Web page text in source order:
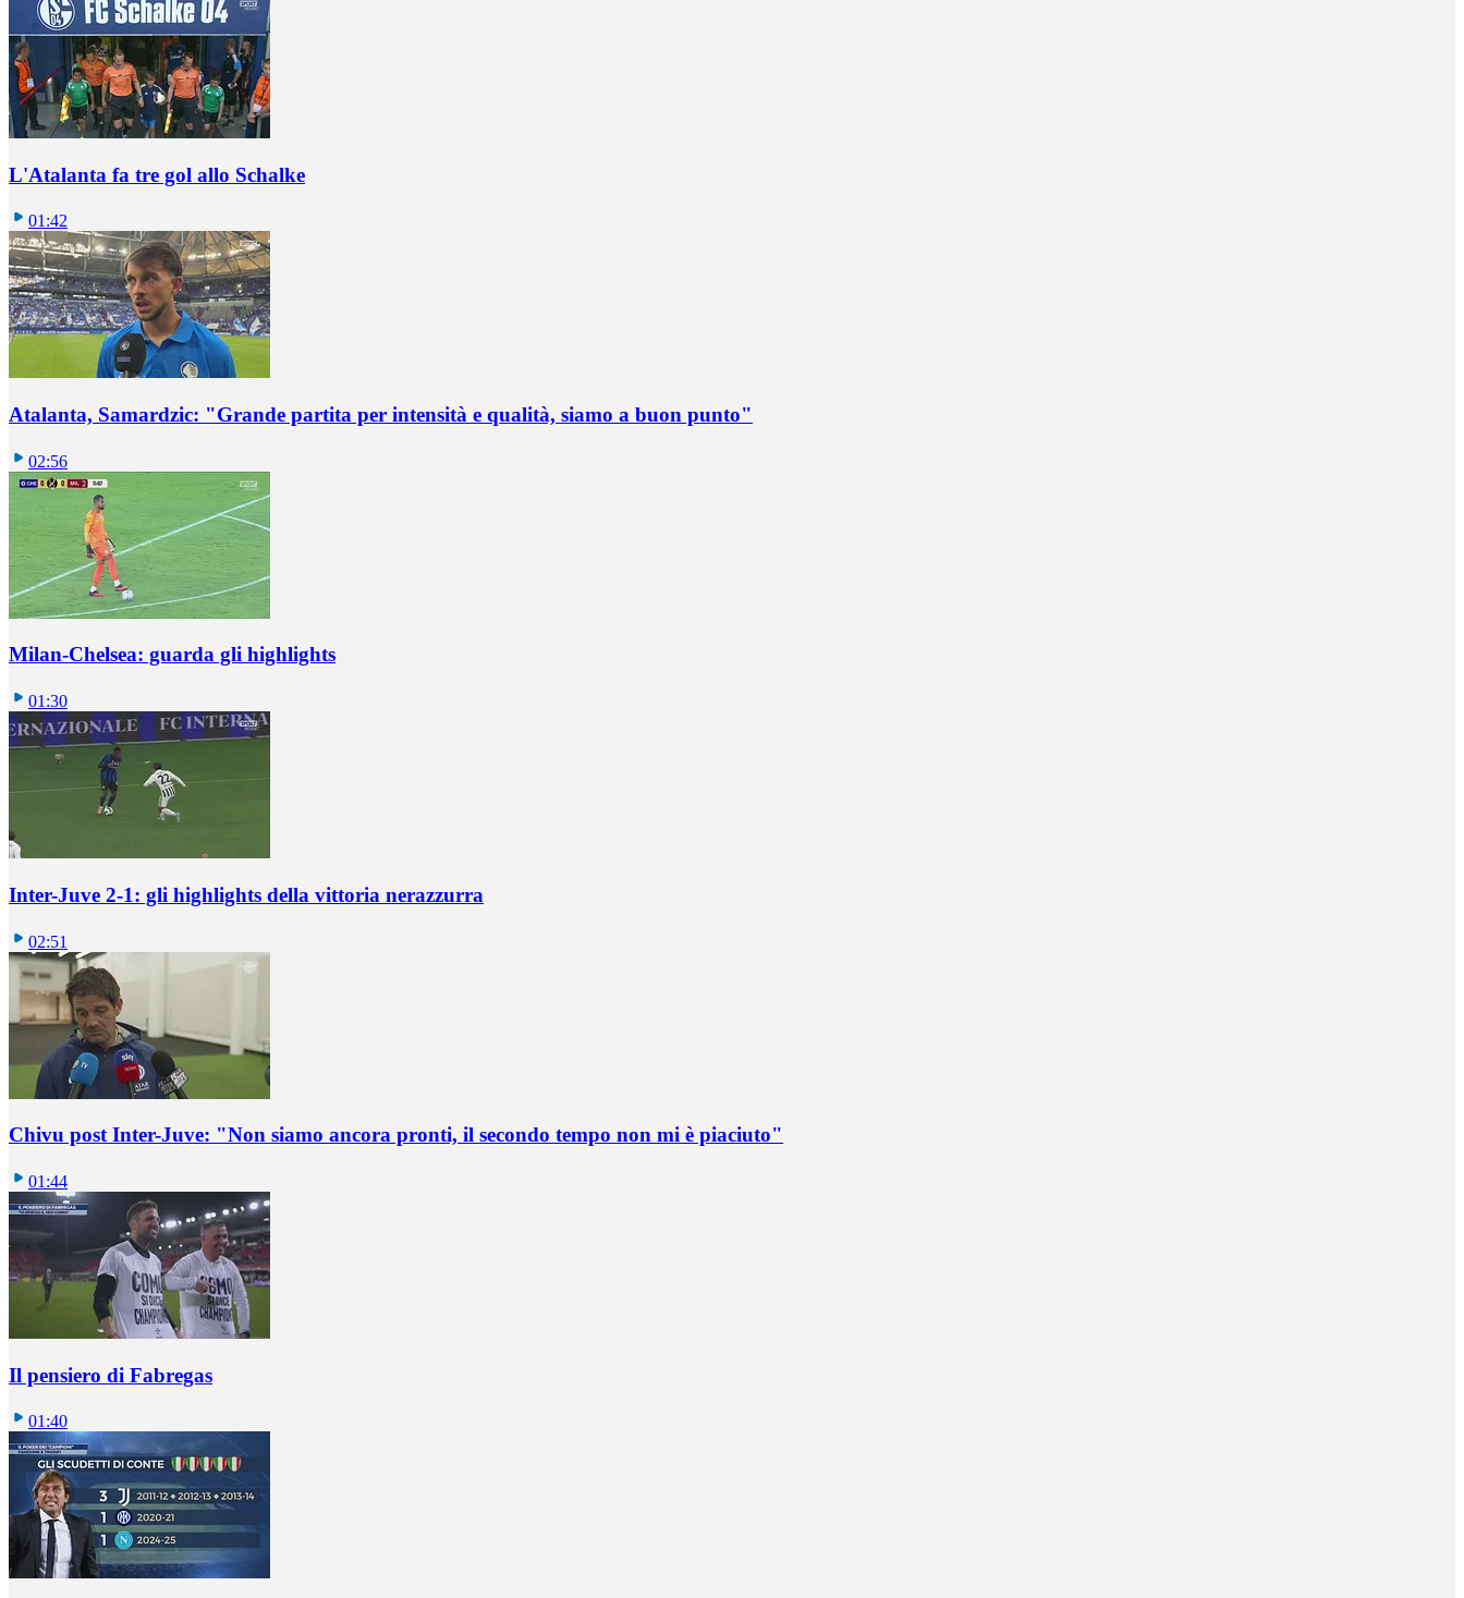
L'Atalanta fa tre gol allo Schalke
01:42
Atalanta, Samardzic: "Grande partita per intensità e qualità, siamo a buon punto"
02:56
Milan-Chelsea: guarda gli highlights
01:30
Inter-Juve 2-1: gli highlights della vittoria nerazzurra
02:51
Chivu post Inter-Juve: "Non siamo ancora pronti, il secondo tempo non mi è piaciuto"
01:44
Il pensiero di Fabregas
01:40